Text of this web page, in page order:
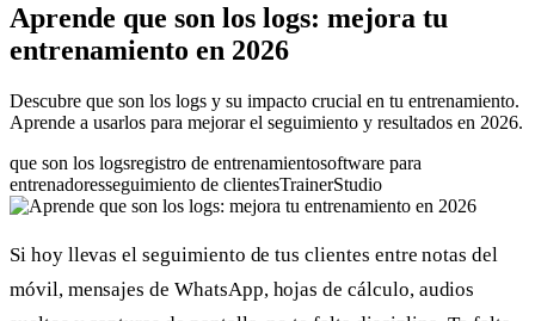
Aprende que son los logs: mejora tu
entrenamiento en 2026
Descubre que son los logs y su impacto crucial en tu entrenamiento.
Aprende a usarlos para mejorar el seguimiento y resultados en 2026.
que son los logsregistro de entrenamientosoftware para
entrenadoresseguimiento de clientesTrainerStudio
Si hoy llevas el seguimiento de tus clientes entre notas del
móvil, mensajes de WhatsApp, hojas de cálculo, audios